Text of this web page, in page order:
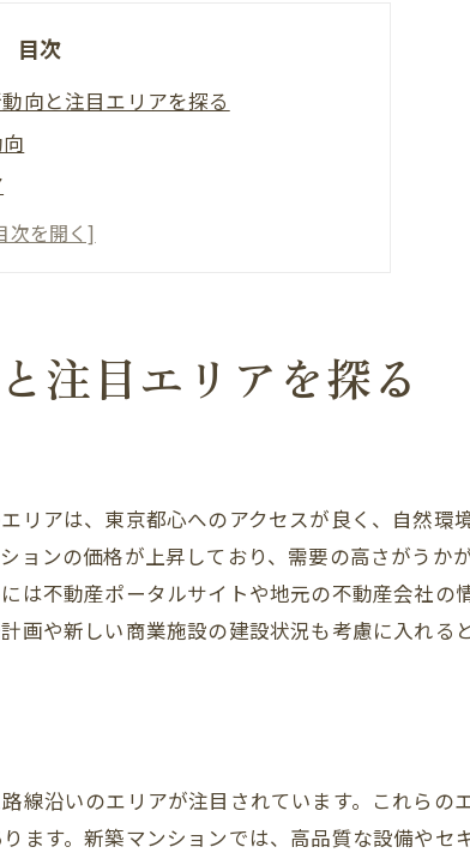
目次
向と注目エリアを探る
の不動産仲介の基本ポイント
事項
性
ンの充実
注目エリアを探る
アは、東京都心へのアクセスが良く、自然環
ョンの価格が上昇しており、需要の高さがうか
は不動産ポータルサイトや地元の不動産会社の
画や新しい商業施設の建設状況も考慮に入れる
沿いのエリアが注目されています。これらの
ます。新築マンションでは、高品質な設備やセ